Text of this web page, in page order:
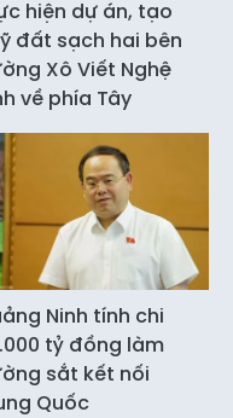
hiện dự án, tạo
đất sạch hai bên
Xô Viết Nghệ
về phía Tây
Ninh tính chi
tỷ đồng làm
sắt kết nối
Quốc